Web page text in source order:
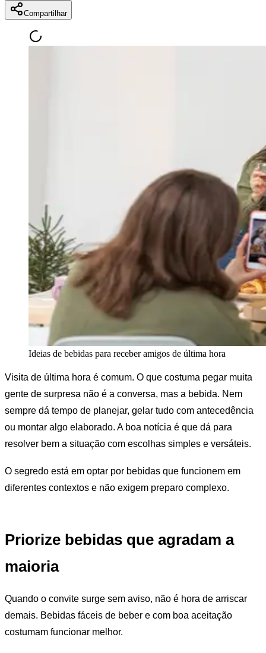
Compartilhar
Ideias de bebidas para receber amigos de última hora
Visita de última hora é comum. O que costuma pegar muita
gente de surpresa não é a conversa, mas a bebida. Nem
sempre dá tempo de planejar, gelar tudo com antecedência
ou montar algo elaborado. A boa notícia é que dá para
resolver bem a situação com escolhas simples e versáteis.
O segredo está em optar por bebidas que funcionem em
diferentes contextos e não exigem preparo complexo.
Priorize bebidas que agradam a
maioria
Quando o convite surge sem aviso, não é hora de arriscar
demais. Bebidas fáceis de beber e com boa aceitação
costumam funcionar melhor.